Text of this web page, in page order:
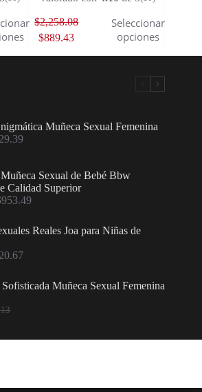
$2,258.08
$889.43
Seleccionar
opciones
Muñeca Sexual Femenina
Sexual de Bebé Bbw
Calidad Superior
953.49
Reales Joa para Niñas de
Muñeca Sexual Femenina